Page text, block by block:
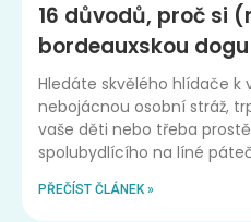
16 důvodů, proč si
bordeauxskou dogu
Hledáte skvělého hlídače k
nebojácnou osobní stráž,
vaše děti nebo třeba
spolubydlícího na líné
PŘEČÍST ČLÁNEK »